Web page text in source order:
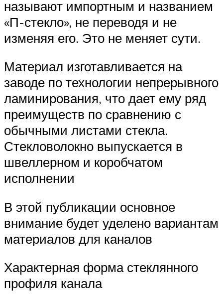
называют импортным и названием
«П-стекло», не переводя и не
изменяя его. Это не меняет сути.
Материал изготавливается на
заводе по технологии непрерывного
ламинирования, что дает ему ряд
преимуществ по сравнению с
обычными листами стекла.
Стекловолокно выпускается в
швеллерном и коробчатом
исполнении
В этой публикации основное
внимание будет уделено вариантам
материалов для каналов
Характерная форма стеклянного
профиля канала